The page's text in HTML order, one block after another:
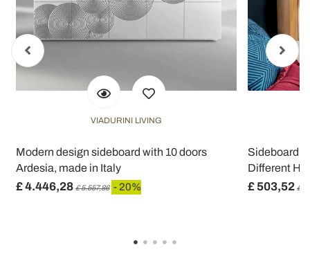
VIADURINI LIVING
Modern design sideboard with 10 doors
Ardesia, made in Italy
£ 4.446,28 £ 5.557,86 - 20%
Sideboard
Different
£ 503,52 £